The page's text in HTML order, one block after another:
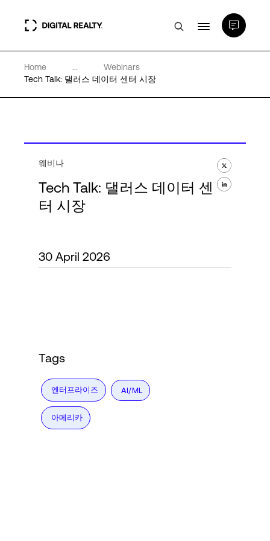
데이터 센터
전문성 및 리소스
Home ...
Webinars
Tech Talk: 댈러스 데이터 센터 시장
웨비나
Tech Talk: 댈러스 데이터 센
터 시장
30 April 2026
Tags
엔터프라이즈 AI/ML
아메리카